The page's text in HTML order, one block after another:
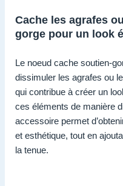
Cache les agrafes
gorge pour un look
Le noeud cache soutien-
dissimuler les agrafes ou
qui contribue à créer un
ces éléments de manière
accessoire permet
et esthétique, tout en
la tenue.